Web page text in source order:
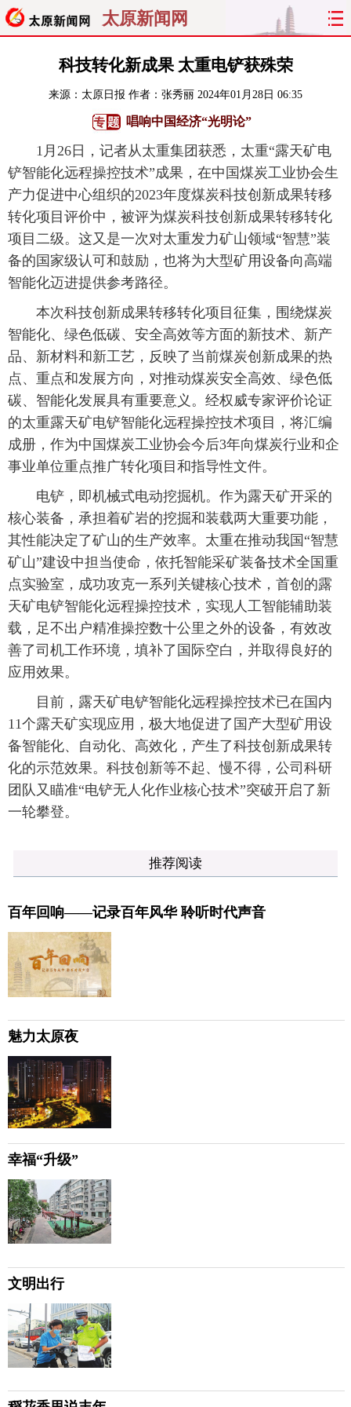
太原新闻网
聚焦 太原
经济 关注 文明 出行
旅游 理财 政务 教育
看天下 晋月读 最太原 网罗民生
太原日报 太原晚报 热评 社区
科技转化新成果 太重电铲获殊荣
来源： 太原日报 作者：张秀丽 2024年01月28日 06:35
唱响中国经济“光明论”
1月26日，记者从太重集团获悉，太重“露天矿电
铲智能化远程操控技术”成果，在中国煤炭工业协会生
产力促进中心组织的2023年度煤炭科技创新成果转移
转化项目评价中，被评为煤炭科技创新成果转移转化
项目二级。这又是一次对太重发力矿山领域“智慧”装
备的国家级认可和鼓励，也将为大型矿用设备向高端
智能化迈进提供参考路径。
本次科技创新成果转移转化项目征集，围绕煤炭
智能化、绿色低碳、安全高效等方面的新技术、新产
品、新材料和新工艺，反映了当前煤炭创新成果的热
点、重点和发展方向，对推动煤炭安全高效、绿色低
碳、智能化发展具有重要意义。经权威专家评价论证
的太重露天矿电铲智能化远程操控技术项目，将汇编
成册，作为中国煤炭工业协会今后3年向煤炭行业和企
事业单位重点推广转化项目和指导性文件。
电铲，即机械式电动挖掘机。作为露天矿开采的
核心装备，承担着矿岩的挖掘和装载两大重要功能，
其性能决定了矿山的生产效率。太重在推动我国“智慧
矿山”建设中担当使命，依托智能采矿装备技术全国重
点实验室，成功攻克一系列关键核心技术，首创的露
天矿电铲智能化远程操控技术，实现人工智能辅助装
载，足不出户精准操控数十公里之外的设备，有效改
善了司机工作环境，填补了国际空白，并取得良好的
应用效果。
目前，露天矿电铲智能化远程操控技术已在国内
11个露天矿实现应用，极大地促进了国产大型矿用设
备智能化、自动化、高效化，产生了科技创新成果转
化的示范效果。科技创新等不起、慢不得，公司科研
团队又瞄准“电铲无人化作业核心技术”突破开启了新
一轮攀登。
推荐阅读
百年回响——记录百年风华 聆听时代声音
魅力太原夜
幸福“升级”
文明出行